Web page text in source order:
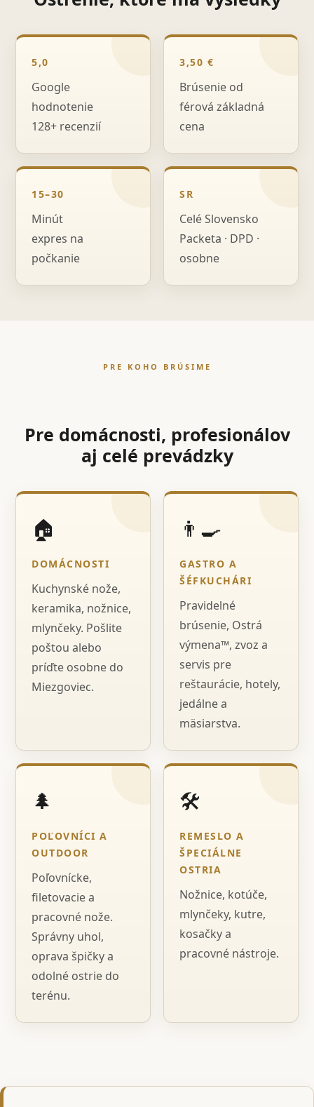
5,0
Google
hodnotenie
128+ recenzií
3,50 €
Brúsenie od
férová základná
cena
15–30
Minút
expres na
počkanie
SR
Celé Slovensko
Packeta · DPD ·
osobne
PRE KOHO BRÚSIME
Pre domácnosti, profesionálov
aj celé prevádzky
🏠
DOMÁCNOSTI
Kuchynské nože,
keramika, nožnice,
mlynčeky. Pošlite
poštou alebo
príďte osobne do
Miezgoviec.
👨‍🍳
GASTRO A
ŠÉFKUCHÁRI
Pravidelné
brúsenie, Ostrá
výmena™, zvoz a
servis pre
reštaurácie, hotely,
jedálne a
mäsiarstva.
🌲
POĽOVNÍCI A
OUTDOOR
Poľovnícke,
filetovacie a
pracovné nože.
Správny uhol,
oprava špičky a
odolné ostrie do
terénu.
🛠️
REMESLO A
ŠPECIÁLNE
OSTRIA
Nožnice, kotúče,
mlynčeky, kutre,
kosačky a
pracovné nástroje.